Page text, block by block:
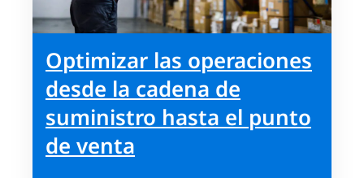
Optimizar las operaciones
desde la cadena de
suministro hasta el punto
de venta